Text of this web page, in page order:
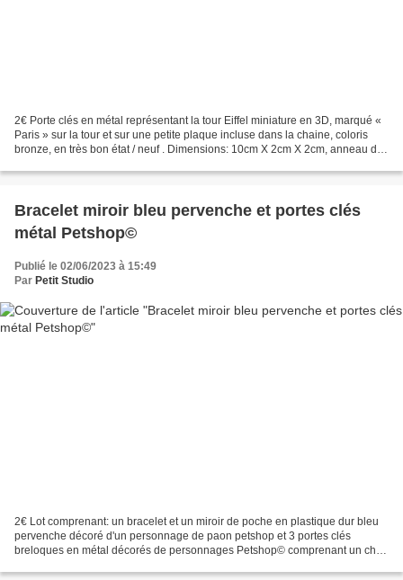
2€ Porte clés en métal représentant la tour Eiffel miniature en 3D, marqué «
Paris » sur la tour et sur une petite plaque incluse dans la chaine, coloris
bronze, en très bon état / neuf . Dimensions: 10cm X 2cm X 2cm, anneau de
Bracelet miroir bleu pervenche et portes clés
métal Petshop©
Publié le 02/06/2023 à 15:49
Par Petit Studio
2€ Lot comprenant: un bracelet et un miroir de poche en plastique dur bleu
pervenche décoré d'un personnage de paon petshop et 3 portes clés
breloques en métal décorés de personnages Petshop© comprenant un chat,